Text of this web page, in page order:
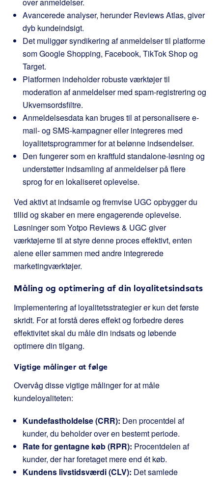
Avancerede analyser, herunder Reviews Atlas, giver
dyb kundeindsigt.
Det muliggør syndikering af anmeldelser til platforme
som Google Shopping, Facebook, TikTok Shop og
Target.
Platformen indeholder robuste værktøjer til
moderation af anmeldelser med spam-registrering og
Ukvemsordsfiltre.
Anmeldelsesdata kan bruges til at personalisere e-
mail- og SMS-kampagner eller integreres med
loyalitetsprogrammer for at belønne indsendelser.
Den fungerer som en kraftfuld standalone-løsning og
understøtter indsamling af anmeldelser på flere
sprog for en lokaliseret oplevelse.
Ved aktivt at indsamle og fremvise UGC opbygger du
tillid og skaber en mere engagerende oplevelse.
Løsninger som Yotpo Reviews & UGC giver
værktøjerne til at styre denne proces effektivt, enten
alene eller sammen med andre integrerede
marketingværktøjer.
Måling og optimering af din loyalitetsindsats
Implementering af loyalitetsstrategier er kun det første
skridt. For at forstå deres effekt og forbedre deres
effektivitet skal du måle din indsats og løbende
optimere din tilgang.
Vigtige målinger at følge
Overvåg disse vigtige målinger for at måle
kundeloyaliteten:
Kundefastholdelse (CRR): Den procentdel af
kunder, du beholder over en bestemt periode.
Rate for gentagne køb (RPR): Procentdelen af
kunder, der har foretaget mere end ét køb.
Kundens livstidsværdi (CLV): Det samlede